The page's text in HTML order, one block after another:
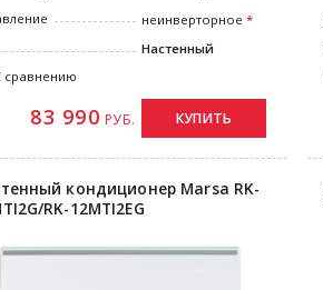
неинверторное
Настенный
сравнению
83 990 РУБ. КУПИТЬ
кондиционер Marsa RK-
RK-12MTI2EG